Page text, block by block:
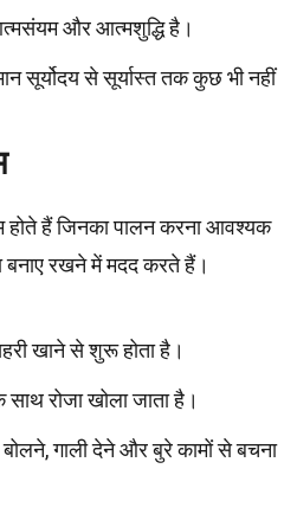
और आत्मशुद्धि है।
सूर्योदय से सूर्यास्त तक कुछ भी नहीं
हैं जिनका पालन करना आवश्यक
बनाए रखने में मदद करते हैं।
खाने से शुरू होता है।
साथ रोजा खोला जाता है।
गाली देने और बुरे कामों से बचना